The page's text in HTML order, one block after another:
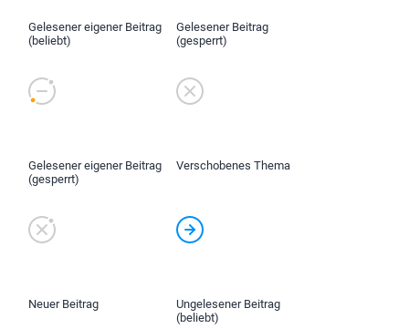
Gelesener eigener Beitrag
(beliebt)
Gelesener Beitrag
(gesperrt)
Gelesener eigener Beitrag
(gesperrt)
Verschobenes Thema
Neuer Beitrag
Ungelesener Beitrag
(beliebt)